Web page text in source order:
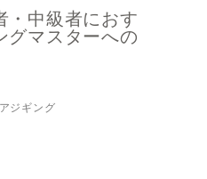
・中級者におす
グマスターへの
ジギング